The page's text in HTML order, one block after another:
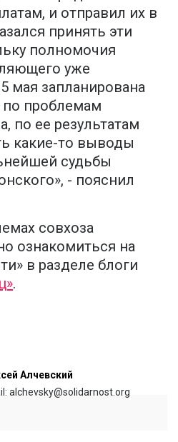
и отправил их в
принять эти
полномочия
уже
мая запланирована
по проблемам
по ее результатам
какие-то выводы
судьбы
- пояснил
совхоза
ознакомиться на
в разделе блоги
.
Алчевский
alchevsky@solidarnost.org